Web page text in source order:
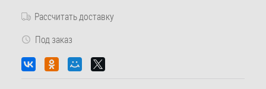
Рассчитать доставку
Под заказ